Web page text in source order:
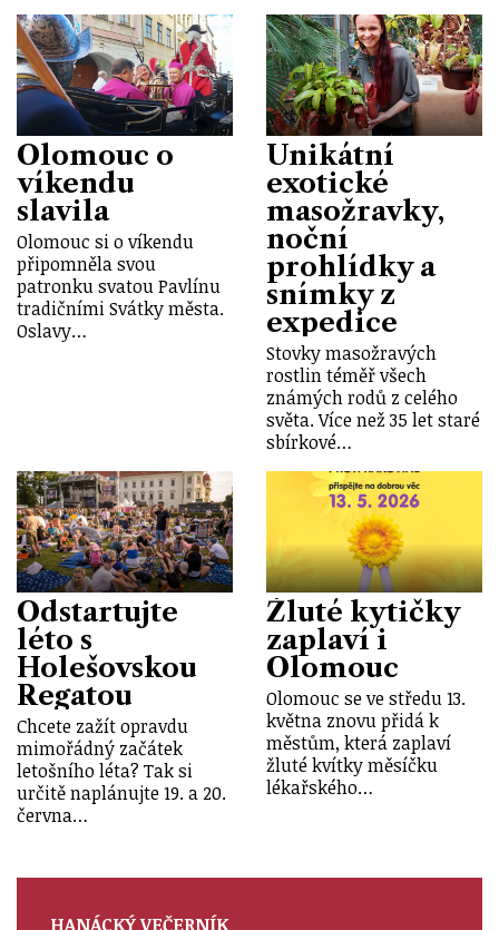
Olomouc o
víkendu
slavila
Olomouc si o víkendu
připomněla svou
patronku svatou Pavlínu
tradičními Svátky města.
Oslavy…
Unikátní
exotické
masožravky,
noční
prohlídky a
snímky z
expedice
Stovky masožravých
rostlin téměř všech
známých rodů z celého
světa. Více než 35 let staré
sbírkové…
Odstartujte
léto s
Holešovskou
Regatou
Chcete zažít opravdu
mimořádný začátek
letošního léta? Tak si
určitě naplánujte 19. a 20.
června…
Žluté kytičky
zaplaví i
Olomouc
Olomouc se ve středu 13.
května znovu přidá k
městům, která zaplaví
žluté kvítky měsíčku
lékařského…
HANÁCKÝ VEČERNÍK